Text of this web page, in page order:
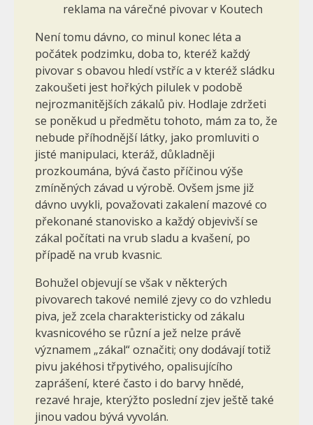
reklama na várečné pivovar v Koutech
Není tomu dávno, co minul konec léta a
počátek podzimku, doba to, kteréž každý
pivovar s obavou hledí vstříc a v kteréž sládku
zakoušeti jest hořkých pilulek v podobě
nejrozmanitějších zákalů piv. Hodlaje zdržeti
se poněkud u předmětu tohoto, mám za to, že
nebude příhodnější látky, jako promluviti o
jisté manipulaci, kteráž, důkladněji
prozkoumána, bývá často příčinou výše
zmíněných závad u výrobě. Ovšem jsme již
dávno uvykli, považovati zakalení mazové co
překonané stanovisko a každý objevivší se
zákal počítati na vrub sladu a kvašení, po
případě na vrub kvasnic.
Bohužel objevují se však v některých
pivovarech takové nemilé zjevy co do vzhledu
piva, jež zcela charakteristicky od zákalu
kvasnicového se různí a jež nelze právě
významem „zákal“ označiti; ony dodávají totiž
pivu jakéhosi třpytivého, opalisujícího
zaprášení, které často i do barvy hnědé,
rezavé hraje, kterýžto poslední zjev ještě také
jinou vadou bývá vyvolán.